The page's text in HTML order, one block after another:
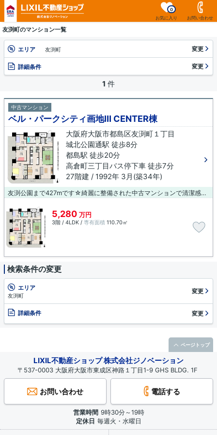
お気に入り
0
お問い合わせ
友渕町のマンション一覧
エリア 友渕町 変更
詳細条件 変更
1 件
中古マンション
ベル・パークシティ画地Ⅲ CENTER棟
大阪府大阪市都島区友渕町１丁目
城北公園通駅 徒歩8分
都島駅 徒歩20分
高倉町三丁目バス停下車 徒歩7分
27階建 / 1992年 3月(築34年)
友渕公園まで427mです☆綺麗に整備された中古マンションで清潔感を感じます☆こちらは27階建ての物件です☆あると何かと便利な、エレベーターのある物件です☆当社オススメの不動産情報をお求めになるなら、お電話やメールでのお問い合わせ、又は直接お尋ねください☆当社がしっかりとサポートいたします(#^^#)
5,280 万円
3階 / 4LDK / 専有面積 110.70㎡
検索条件の変更
エリア
友渕町
変更
詳細条件 変更
LIXIL不動産ショップ 株式会社ジノベーション
〒537-0003 大阪府大阪市東成区神路１丁目1-9 GHS BLDG. 1F
お問い合わせ 電話する
営業時間 9時30分～19時
定休日 毎週火・水曜日
ページトップ